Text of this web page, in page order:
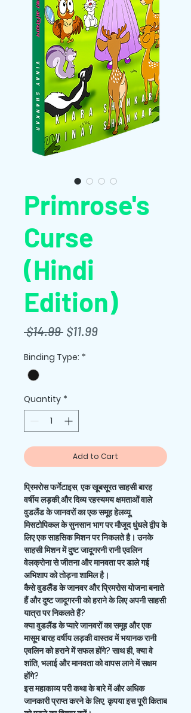
Primrose's
Curse
(Hindi
Edition)
$14.99 Regular
$11.99Sale
Binding Type: *
Quantity *
Add to Cart
प्रिमरोस फर्नेटाइस,एक खूबसूरत साहसी बारह
वर्षीय लड़की,और दिव्य रहस्यमय क्षमताओं वाले
वुडलैंड के जानवरों का एक समूह हेलव्यू,
मिसटोपिकल के सुनसान भाग पर मौजूद धुंधले द्वीप के
लिए एक साहसिक मिशन पर निकलते है। उनके
साहसी मिशन में दुष्ट जादूगरनी रानी एवलिन
वेलक्रोना से जीतना और मानवता पर डाले गई
अभिशाप को तोड़ना शामिल है।
कैसे वुडलैंड के जानवर और प्रिमरोस योजना बनाते
हैं और दुष्ट जादूगरनी को हराने के लिए अपनी साहसी
यात्रा पर निकलते हैं?
क्या वुडलैंड के प्यारे जानवरों का समूह और एक
मासूम बारह वर्षीय लड़की वास्तव में भयानक रानी
एवलिन को हराने में सफल होंगे? साथ ही, क्या वे
शांति, भलाई और मानवता को वापस लाने में सक्षम
होंगे?
इस महाकाव्य परी कथा के बारे में और अधिक
जानकारी प्राप्त करने के लिए, कृपया इस पूरी किताब